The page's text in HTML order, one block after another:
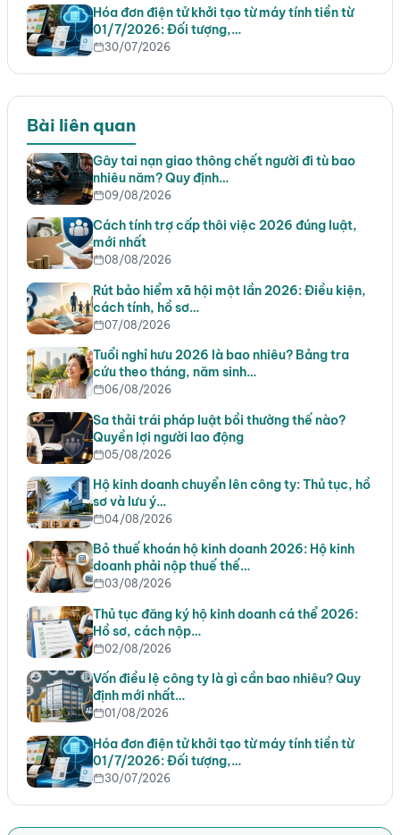
Hóa đơn điện tử khởi tạo từ máy tính tiền từ
01/7/2026: Đối tượng,…
30/07/2026
Bài liên quan
Gây tai nạn giao thông chết người đi tù bao
nhiêu năm? Quy định…
09/08/2026
Cách tính trợ cấp thôi việc 2026 đúng luật,
mới nhất
08/08/2026
Rút bảo hiểm xã hội một lần 2026: Điều kiện,
cách tính, hồ sơ…
07/08/2026
Tuổi nghỉ hưu 2026 là bao nhiêu? Bảng tra
cứu theo tháng, năm sinh…
06/08/2026
Sa thải trái pháp luật bồi thường thế nào?
Quyền lợi người lao động
05/08/2026
Hộ kinh doanh chuyển lên công ty: Thủ tục, hồ
sơ và lưu ý…
04/08/2026
Bỏ thuế khoán hộ kinh doanh 2026: Hộ kinh
doanh phải nộp thuế thế…
03/08/2026
Thủ tục đăng ký hộ kinh doanh cá thể 2026:
Hồ sơ, cách nộp…
02/08/2026
Vốn điều lệ công ty là gì cần bao nhiêu? Quy
định mới nhất…
01/08/2026
Hóa đơn điện tử khởi tạo từ máy tính tiền từ
01/7/2026: Đối tượng,…
30/07/2026